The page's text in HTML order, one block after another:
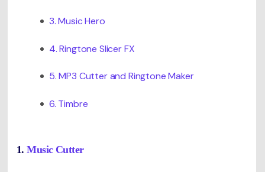
3. Music Hero
4. Ringtone Slicer FX
5. MP3 Cutter and Ringtone Maker
6. Timbre
1. Music Cutter